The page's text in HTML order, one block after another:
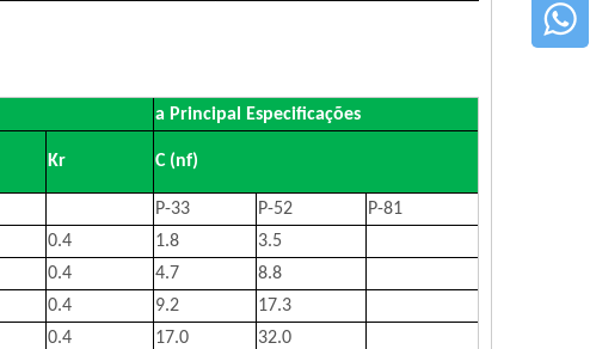
a Principal Especificações
Kr C (nf)
P-33 P-52
P-81
0.4 1.8
3.5
0.4 4.7
8.8
0.4 9.2
17.3
0.4 17.0
32.0